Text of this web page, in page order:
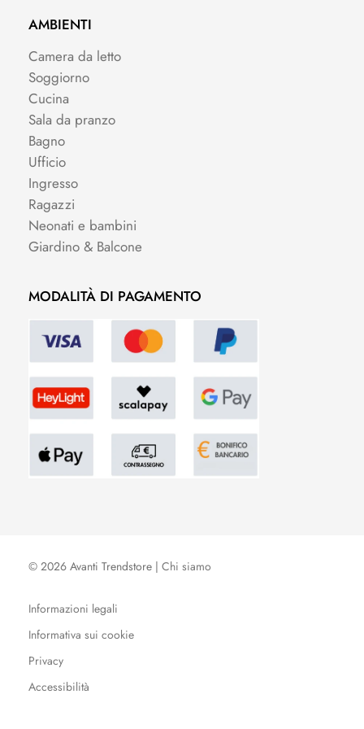
AMBIENTI
Camera da letto
Soggiorno
Cucina
Sala da pranzo
Bagno
Ufficio
Ingresso
Ragazzi
Neonati e bambini
Giardino & Balcone
MODALITÀ DI PAGAMENTO
© 2026 Avanti Trendstore | Chi siamo
Informazioni legali
Informativa sui cookie
Privacy
Accessibilità